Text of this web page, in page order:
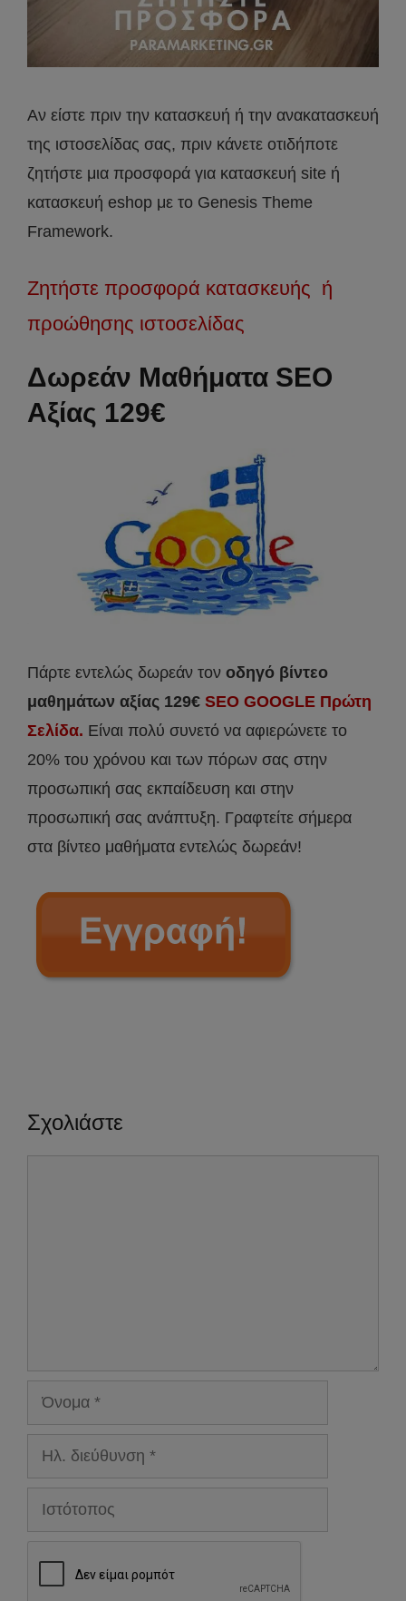
Αν είστε πριν την κατασκευή ή την ανακατασκευή
της ιστοσελίδας σας, πριν κάνετε οτιδήποτε
ζητήστε μια προσφορά για κατασκευή site ή
κατασκευή eshop με το Genesis Theme
Framework.
Ζητήστε προσφορά κατασκευής ή
προώθησης ιστοσελίδας
Δωρεάν Μαθήματα SEO
Αξίας 129€
Πάρτε εντελώς δωρεάν τον οδηγό βίντεο
μαθημάτων αξίας 129€ SEO GOOGLE Πρώτη
Σελίδα. Είναι πολύ συνετό να αφιερώνετε το
20% του χρόνου και των πόρων σας στην
προσωπική σας εκπαίδευση και στην
προσωπική σας ανάπτυξη. Γραφτείτε σήμερα
στα βίντεο μαθήματα εντελώς δωρεάν!
Σχολιάστε
Όνομα
Ηλ.
διεύθυνση
Ιστότοπος